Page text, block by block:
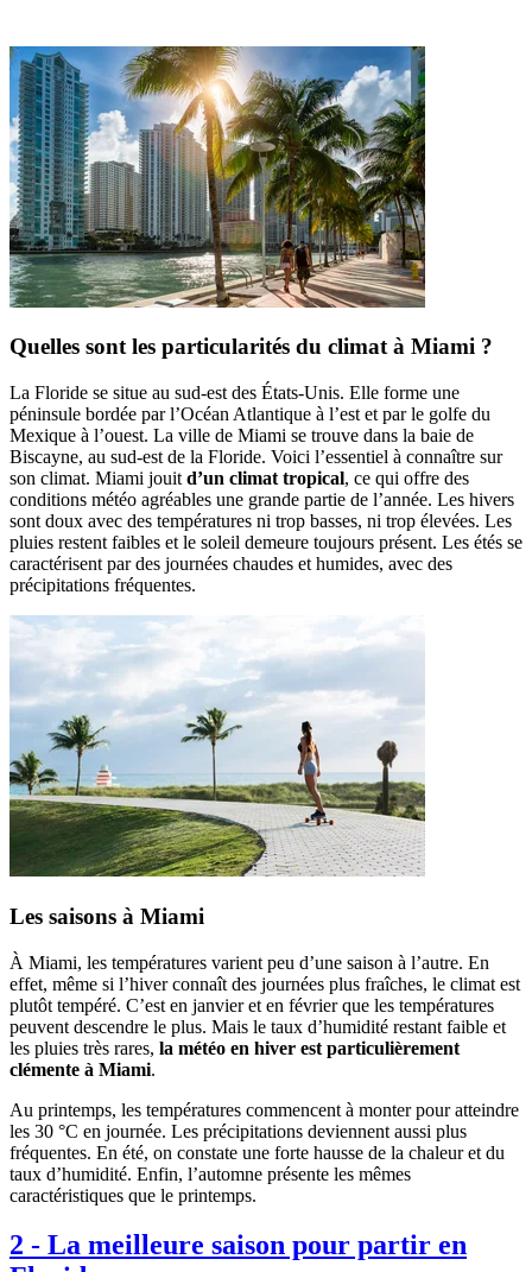
Quelles sont les particularités du climat à Miami ?
La Floride se situe au sud-est des États-Unis. Elle forme une
péninsule bordée par l’Océan Atlantique à l’est et par le golfe du
Mexique à l’ouest. La ville de Miami se trouve dans la baie de
Biscayne, au sud-est de la Floride. Voici l’essentiel à connaître sur
son climat. Miami jouit d’un climat tropical, ce qui offre des
conditions météo agréables une grande partie de l’année. Les hivers
sont doux avec des températures ni trop basses, ni trop élevées. Les
pluies restent faibles et le soleil demeure toujours présent. Les étés se
caractérisent par des journées chaudes et humides, avec des
précipitations fréquentes.
Les saisons à Miami
À Miami, les températures varient peu d’une saison à l’autre. En
effet, même si l’hiver connaît des journées plus fraîches, le climat est
plutôt tempéré. C’est en janvier et en février que les températures
peuvent descendre le plus. Mais le taux d’humidité restant faible et
les pluies très rares, la météo en hiver est particulièrement
clémente à Miami.
Au printemps, les températures commencent à monter pour atteindre
les 30 °C en journée. Les précipitations deviennent aussi plus
fréquentes. En été, on constate une forte hausse de la chaleur et du
taux d’humidité. Enfin, l’automne présente les mêmes
caractéristiques que le printemps.
2 - La meilleure saison pour partir en